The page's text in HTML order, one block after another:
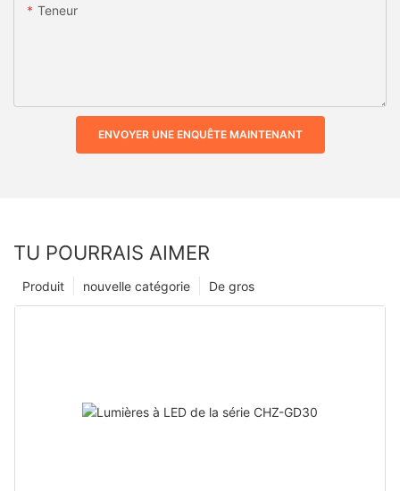
Teneur
ENVOYER UNE ENQUÊTE MAINTENANT
TU POURRAIS AIMER
De gros
nouvelle catégorie
Produit